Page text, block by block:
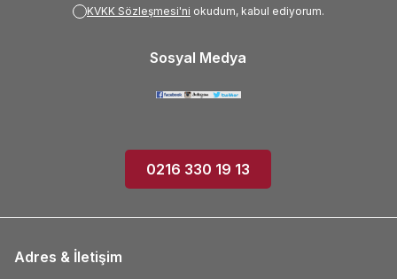
KVKK Sözleşmesi'ni okudum, kabul ediyorum.
Sosyal Medya
0216 330 19 13
Adres & İletişim